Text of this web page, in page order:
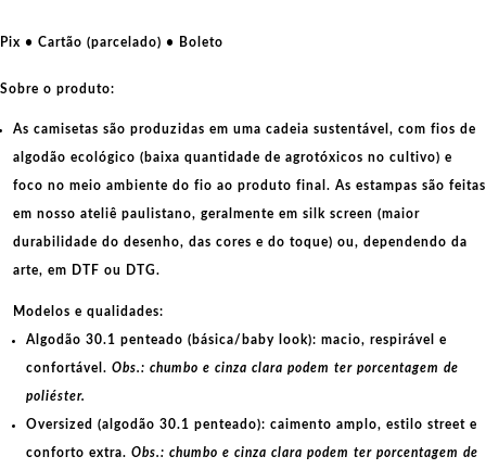
Pix • Cartão (parcelado) • Boleto
Sobre o produto:
As camisetas são produzidas em uma cadeia sustentável, com fios de
algodão ecológico (baixa quantidade de agrotóxicos no cultivo) e
foco no meio ambiente do fio ao produto final. As estampas são feitas
em nosso ateliê paulistano, geralmente em silk screen (maior
durabilidade do desenho, das cores e do toque) ou, dependendo da
arte, em DTF ou DTG.
Modelos e qualidades:
Algodão 30.1 penteado (básica/baby look): macio, respirável e
confortável. Obs.: chumbo e cinza clara podem ter porcentagem de
poliéster.
Oversized (algodão 30.1 penteado): caimento amplo, estilo street e
conforto extra. Obs.: chumbo e cinza clara podem ter porcentagem de